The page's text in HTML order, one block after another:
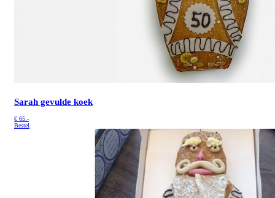
Sarah gevulde koek
€ 65.-
Bestel